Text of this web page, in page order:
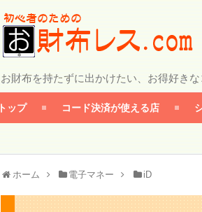
お財布を持たずに出かけたい、お得好き
トップ コード決済が使える店
ホーム 電子マネー iD